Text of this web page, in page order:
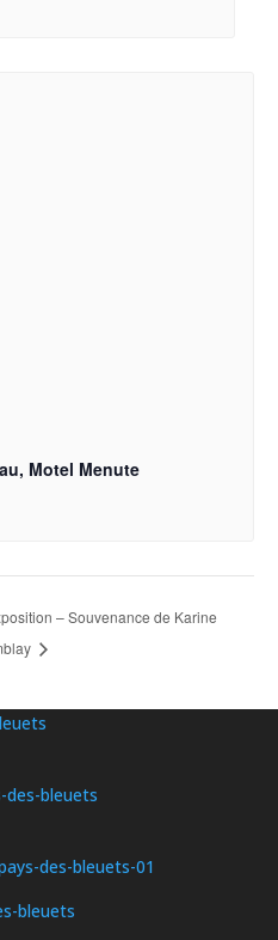
Motel Menute
– Souvenance de Karine